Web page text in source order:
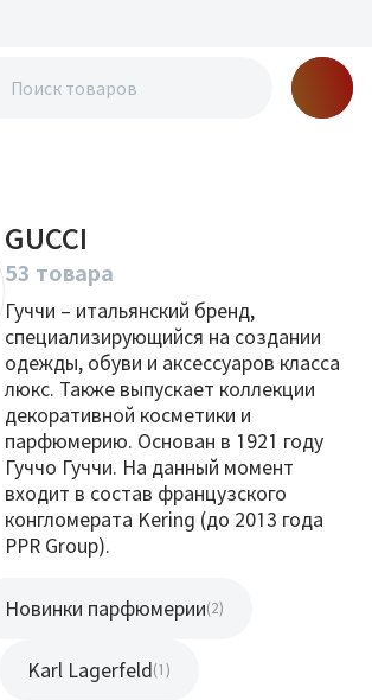
GUCCI
53 товара
Гуччи – итальянский бренд,
специализирующийся на создании
одежды, обуви и аксессуаров класса
люкс. Также выпускает коллекции
декоративной косметики и
парфюмерию. Основан в 1921 году
Гуччо Гуччи. На данный момент
входит в состав французского
конгломерата Kering (до 2013 года
PPR Group).
Новинки парфюмерии(2)
Karl Lagerfeld(1)